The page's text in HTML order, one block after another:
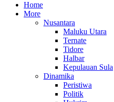
Home
More
Nusantara
Maluku Utara
Ternate
Tidore
Halbar
Kepulauan Sula
Dinamika
Peristiwa
Politik